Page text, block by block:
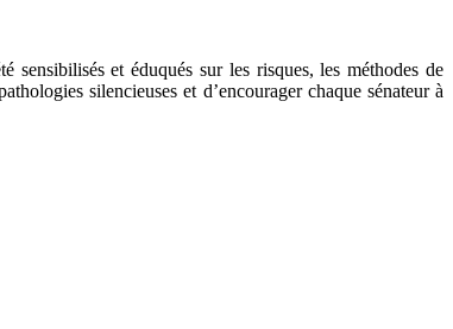
sensibilisés et éduqués sur les risques, les méthodes de
silencieuses et d’encourager chaque sénateur à